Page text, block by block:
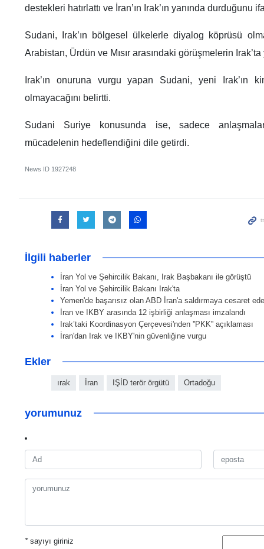
destekleri hatırlattı ve İran’ın Irak’ın yanında durduğunu
Sudani, Irak’ın bölgesel ülkelerle diyalog köprüsü
Arabistan, Ürdün ve Mısır arasındaki görüşmelerin Irak’ta
Irak’ın onuruna vurgu yapan Sudani, yeni Irak’ın
olmayacağını belirtti.
Sudani Suriye konusunda ise, sadece
mücadelenin hedeflendiğini dile getirdi.
News ID 1927248
İlgili haberler
İran Yol ve Şehircilik Bakanı, Irak Başbakanı ile görüştü
İran Yol ve Şehircilik Bakanı Irak'ta
Yemen'de başarısız olan ABD İran'a saldırmaya cesaret
İran ve IKBY arasında 12 işbirliği anlaşması imzalandı
Irak’taki Koordinasyon Çerçevesi'nden ''PKK'' açıklaması
İran'dan Irak ve IKBY'nin güvenliğine vurgu
Ekler
ırak İran IŞİD terör örgütü Ortadoğu
yorumunuz
*sayıyı giriniz